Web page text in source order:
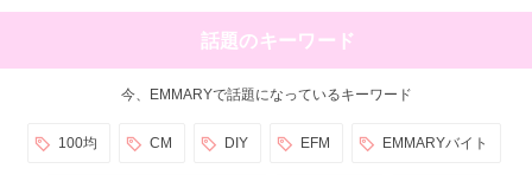
話題のキーワード
今、EMMARYで話題になっているキーワード
100均 CM DIY EFM EMMARYバイト